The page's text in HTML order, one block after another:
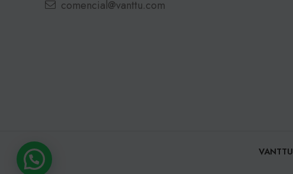
comencial@vanttu.com
VANTTU